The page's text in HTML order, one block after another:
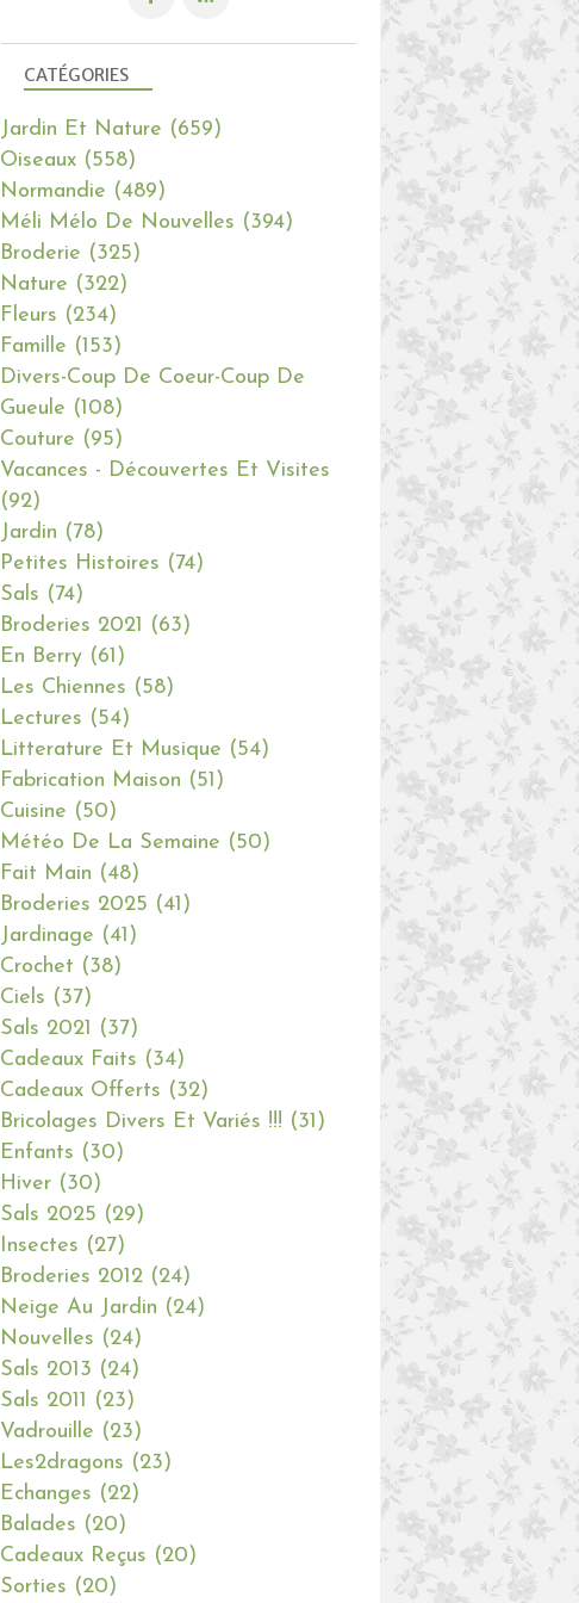
CATÉGORIES
Jardin Et Nature (659)
Oiseaux (558)
Normandie (489)
Méli Mélo De Nouvelles (394)
Broderie (325)
Nature (322)
Fleurs (234)
Famille (153)
Divers-Coup De Coeur-Coup De
Gueule (108)
Couture (95)
Vacances - Découvertes Et Visites
(92)
Jardin (78)
Petites Histoires (74)
Sals (74)
Broderies 2021
(63)
En Berry (61)
Les Chiennes (58)
Lectures (54)
Litterature Et Musique (54)
Fabrication Maison (51)
Cuisine (50)
Météo De La Semaine (50)
Fait Main (48)
Broderies 2025 (41)
Jardinage (41)
Crochet (38)
Ciels (37)
Sals 2021
(37)
Cadeaux Faits (34)
Cadeaux Offerts (32)
Bricolages Divers Et Variés !!! (31)
Enfants (30)
Hiver (30)
Sals 2025 (29)
Insectes (27)
Broderies 2012 (24)
Neige Au Jardin (24)
Nouvelles (24)
Sals 2013 (24)
Sals 2011
(23)
Vadrouille (23)
Les2dragons (23)
Echanges (22)
Balades (20)
Cadeaux Reçus (20)
Sorties (20)